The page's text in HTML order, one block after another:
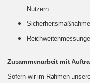
Nutzern
Zusammenarbeit mit
Sofern wir im Rahmen